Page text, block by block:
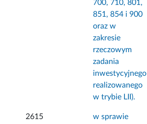
700, 710, 801,
851, 854 i 900
oraz w
zakresie
rzeczowym
zadania
inwestycyjnego
realizowanego
w trybie LII).
2615
w sprawie